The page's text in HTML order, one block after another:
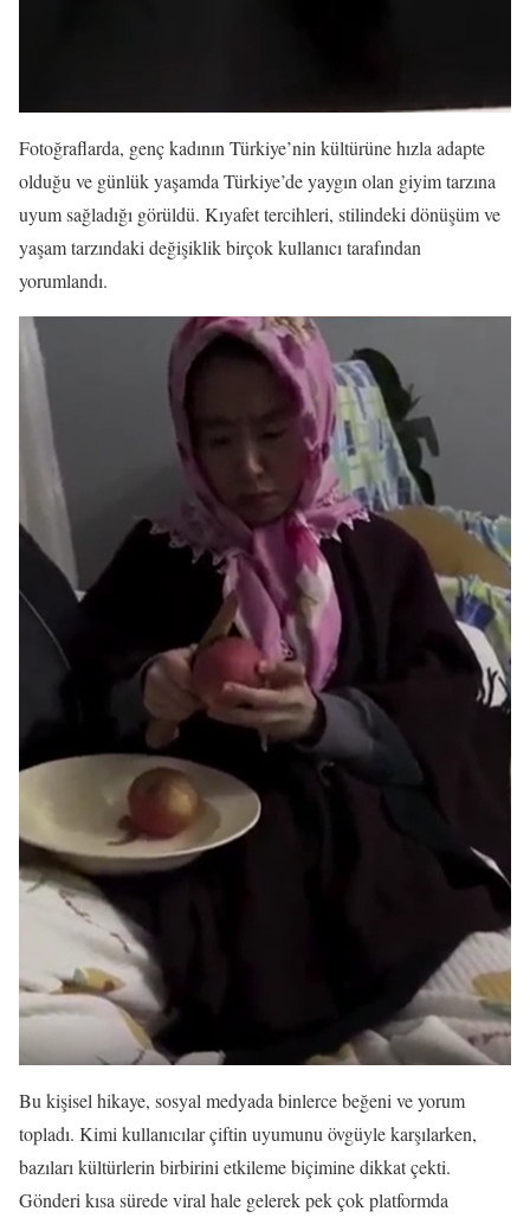
Fotoğraflarda, genç kadının Türkiye’nin kültürüne hızla adapte
olduğu ve günlük yaşamda Türkiye’de yaygın olan giyim tarzına
uyum sağladığı görüldü. Kıyafet tercihleri, stilindeki dönüşüm ve
yaşam tarzındaki değişiklik birçok kullanıcı tarafından
yorumlandı.
Bu kişisel hikaye, sosyal medyada binlerce beğeni ve yorum
topladı. Kimi kullanıcılar çiftin uyumunu övgüyle karşılarken,
bazıları kültürlerin birbirini etkileme biçimine dikkat çekti.
Gönderi kısa sürede viral hale gelerek pek çok platformda